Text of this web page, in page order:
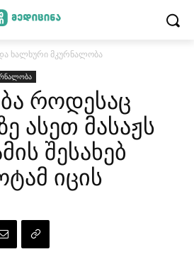
ხალხური მკურნალობა
როდესაც
ასეთ მასაჟს
შესახებ
იცის